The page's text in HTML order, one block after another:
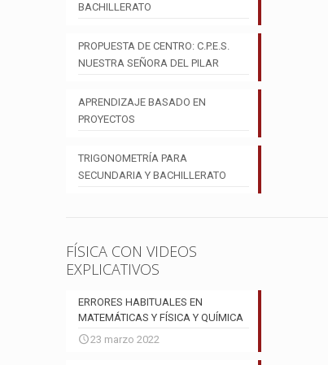
BACHILLERATO
PROPUESTA DE CENTRO: C.P.E.S.
NUESTRA SEÑORA DEL PILAR
APRENDIZAJE BASADO EN
PROYECTOS
TRIGONOMETRÍA PARA
SECUNDARIA Y BACHILLERATO
FÍSICA CON VIDEOS
EXPLICATIVOS
ERRORES HABITUALES EN
MATEMÁTICAS Y FÍSICA Y QUÍMICA
23 marzo 2022